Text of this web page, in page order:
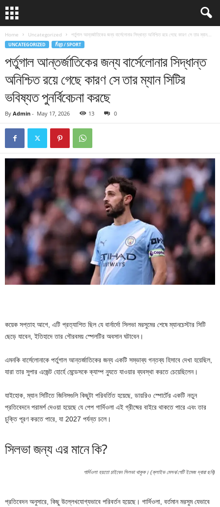
Home Uncategorized পর্তুগাল আন্তর্জাতিকের জন্য বার্সেলোনার সিদ্ধান্ত অনিশ্চিত রয়ে গেছে কারণ সে তার ম্যান...
UNCATEGORIZED កីឡា / SPORT
পর্তুগাল আন্তর্জাতিকের জন্য বার্সেলোনার সিদ্ধান্ত
অনিশ্চিত রয়ে গেছে কারণ সে তার ম্যান সিটির
ভবিষ্যত পুনর্বিবেচনা করছে
By Admin - May 17, 2026 13 0
কয়েক সপ্তাহ আগে, এটি প্রত্যাশিত ছিল যে বার্নার্দো সিলভা মরসুমের শেষে ম্যানচেস্টার সিটি
ছেড়ে যাবেন, ইতিহাদে তার গৌরবময় স্পেলটির অবসান ঘটাবেন।
এমনকি বার্সেলোনাকে পর্তুগাল আন্তর্জাতিকের জন্য একটি সম্ভাব্য গন্তব্য হিসাবে দেখা হয়েছিল,
যারা তার সুপার এজেন্ট হোর্হে মেন্ডেসকে ক্যাম্প ন্যুতে যাওয়ার ব্যবস্থা করতে চেয়েছিলেন।
যাইহোক, ম্যান সিটিতে জিনিসগুলি কিছুটা পরিবর্তিত হয়েছে, ডায়রিও স্পোর্টের একটি নতুন
প্রতিবেদনে পরামর্শ দেওয়া হয়েছে যে পেপ গার্দিওলা এই গ্রীষ্মের বাইরে থাকতে পারে এবং তার
চুক্তি পূরণ করতে পারে, যা 2027 পর্যন্ত চলে।
সিলভা জন্য এর মানে কি?
গার্দিওলা হয়তো চাইবেন সিলভা থাকুক। (ক্লাইভ মেসন/গেটি ইমেজ দ্বারা ছবি)
প্রতিবেদন অনুসারে, কিছু উল্লেখযোগ্যভাবে পরিবর্তন হয়েছে। গার্দিওলা, বর্তমান মরসুম যেভাবে